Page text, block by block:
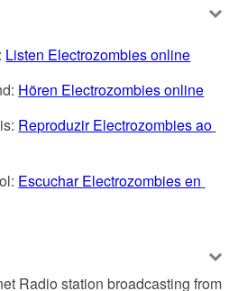
Listen Electrozombies online
Hören Electrozombies online
Reproduzir Electrozombies ao
Escuchar Electrozombies en
Radio station broadcasting from